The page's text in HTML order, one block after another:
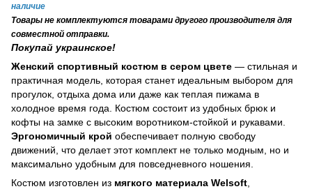
наличие
Товары не комплектуются товарами другого производителя для
совместной отправки.
Покупай украинское!
Женский спортивный костюм в сером цвете — стильная и
практичная модель, которая станет идеальным выбором для
прогулок, отдыха дома или даже как теплая пижама в
холодное время года. Костюм состоит из удобных брюк и
кофты на замке с высоким воротником-стойкой и рукавами.
Эргономичный крой обеспечивает полную свободу
движений, что делает этот комплект не только модным, но и
максимально удобным для повседневного ношения.
Костюм изготовлен из мягкого материала Welsoft